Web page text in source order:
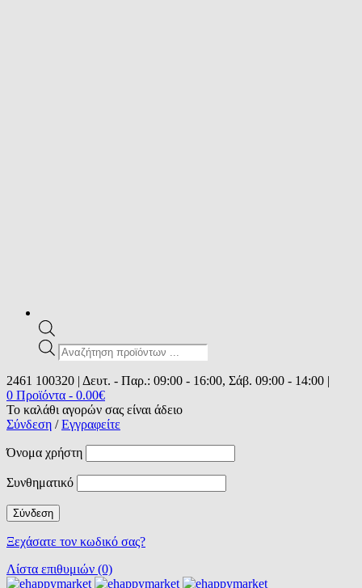
Products
search
2461 100320 | Δευτ. - Παρ.: 09:00 - 16:00, Σάβ. 09:00 - 14:00 |
0 Προϊόντα - 0.00€
Το καλάθι αγορών σας είναι άδειο
Σύνδεση /Εγγραφείτε
Όνομα χρήστη
Συνθηματικό
Ξεχάσατε τον κωδικό σας?
Λίστα επιθυμιών (0)